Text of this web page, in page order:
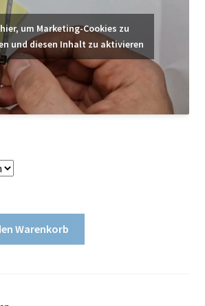
um Marketing-Cookies zu
und diesen Inhalt zu aktivieren
Warenkorb